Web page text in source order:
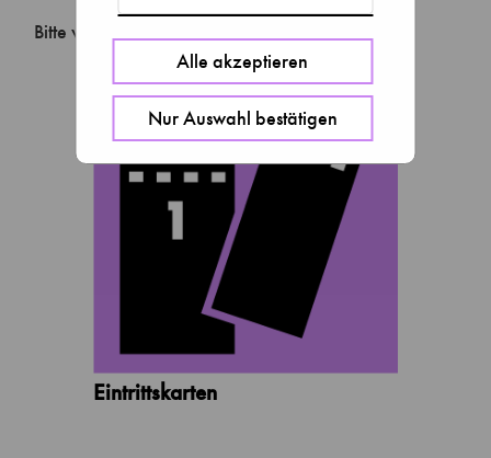
Alle akzeptieren
Nur Auswahl bestätigen
Eintrittskarten